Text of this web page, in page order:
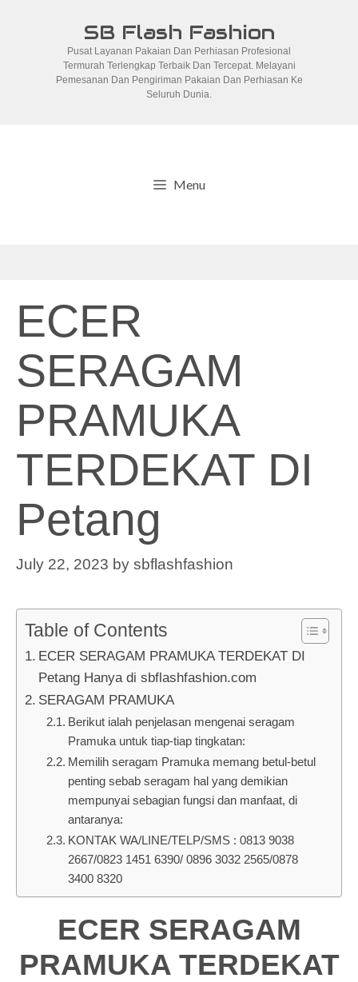
SB Flash Fashion
Pusat Layanan Pakaian Dan Perhiasan Profesional
Termurah Terlengkap Terbaik Dan Tercepat. Melayani
Pemesanan Dan Pengiriman Pakaian Dan Perhiasan Ke
Seluruh Dunia.
Menu
ECER
SERAGAM
PRAMUKA
TERDEKAT DI
Petang
July 22, 2023 by sbflashfashion
Table of Contents
ECER SERAGAM PRAMUKA TERDEKAT DI
Petang Hanya di sbflashfashion.com
SERAGAM PRAMUKA
Berikut ialah penjelasan mengenai seragam
Pramuka untuk tiap-tiap tingkatan:
Memilih seragam Pramuka memang betul-betul
penting sebab seragam hal yang demikian
mempunyai sebagian fungsi dan manfaat, di
antaranya:
KONTAK WA/LINE/TELP/SMS : 0813 9038
2667/0823 1451 6390/ 0896 3032 2565/0878
3400 8320
ECER SERAGAM
PRAMUKA TERDEKAT